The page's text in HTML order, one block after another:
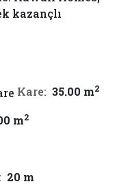
kazançlı
Kare: 35.00 m2
m2
20 m